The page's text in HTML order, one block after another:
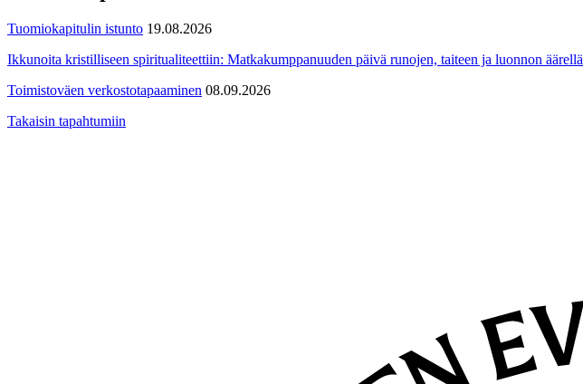
Tuomiokapitulin istunto 19.08.2026
Ikkunoita kristilliseen spiritualiteettiin: Matkakumppanuuden päivä runojen, taiteen ja luonnon äärellä
Toimistoväen verkostotapaaminen 08.09.2026
Takaisin tapahtumiin